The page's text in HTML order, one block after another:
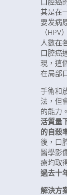
口腔癌
其是在
要发病
（HPV
人數在
口腔癌
現，這
在局部
手術和
法，但
的能力。
活質量
的自殺
後，口
醫學影
療均取
過去十
解決方